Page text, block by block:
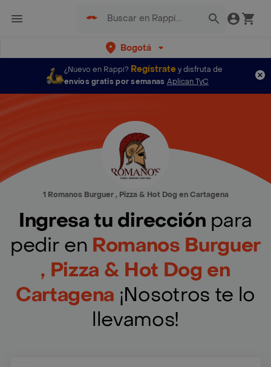
Bogotá
¿Nuevo en Rappi? Regístratey disfruta de
envíos gratis por semanas Aplican TyC
1 Romanos Burguer , Pizza & Hot Dog en Cartagena
Ingresa tu dirección para
pedir en Romanos Burguer
, Pizza & Hot Dog en
Cartagena ¡Nosotros te lo
llevamos!